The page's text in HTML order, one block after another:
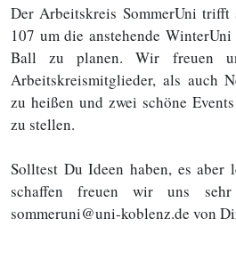
Der Arbeitskreis SommerUni
107 um die anstehende
Ball zu planen. Wir freuen
Arbeitskreismitglieder, als auch
zu heißen und zwei schöne
zu stellen.
Solltest Du Ideen haben, es aber
schaffen freuen wir uns
sommeruni@uni-koblenz.de von